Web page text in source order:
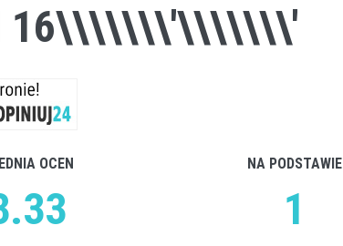
16\\\\\\\'\\\\\\\'
OCEN NA PODSTAWIE
1